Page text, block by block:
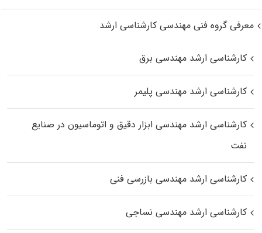
معرفی گروه فنی مهندسی کارشناسی ارشد
کارشناسی ارشد مهندسی برق
کارشناسی ارشد مهندسی پلیمر
کارشناسی ارشد مهندسی ابزار دقیق و اتوماسیون در صنایع
نفت
کارشناسی ارشد مهندسی بازرسی فنی
کارشناسی ارشد مهندسی نساجی